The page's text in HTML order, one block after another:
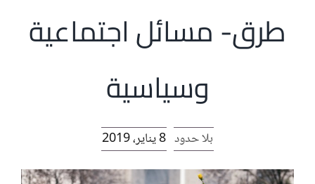
افتتاحية موقع المناضل-ة
طرق- مسائل اجتماعية
وسياسية
بلا حدود 8 يناير، 2019